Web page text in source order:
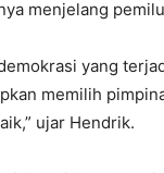
menjelang
yang
memilih
ujar Hendrik.